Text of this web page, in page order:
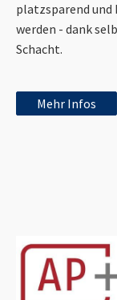
platzsparend und
werden - dank
Schacht.
Mehr Infos